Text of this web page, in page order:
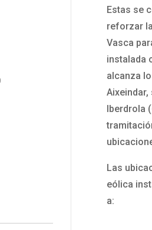
Estas se
reforzar
Vasca
instalada
alcanza
Iberdrola
Las
eólica
a: